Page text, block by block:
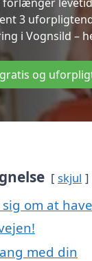
3
i Vognsild –
og
skjul
om at
med din